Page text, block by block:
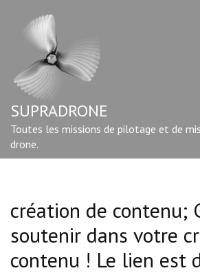
contenu
Entrée)
SUPRADRONE
Toutes les missions de pilotage et de
drone.
création de contenu;
soutenir dans votre
contenu ! Le lien est